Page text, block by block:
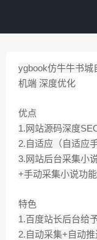
ygbook仿牛牛书城
机端 深度优化
优点
1.网站源码深度
2.自适应（自适应
3.网站后台采集小
+手动采集小说功能
特色
1.百度站长后台给
2.自动采集+自动